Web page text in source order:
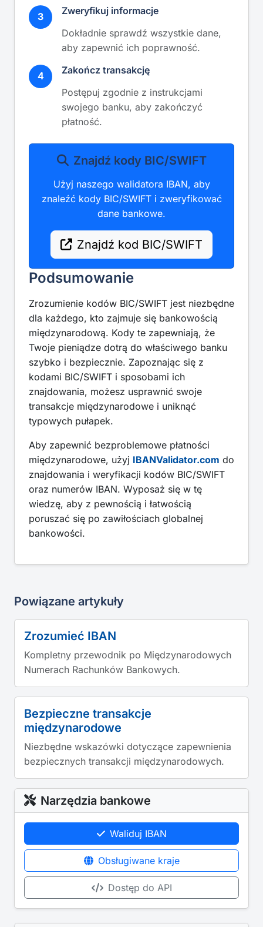
3
Zweryfikuj informacje
Dokładnie sprawdź wszystkie dane,
aby zapewnić ich poprawność.
4
Zakończ transakcję
Postępuj zgodnie z instrukcjami
swojego banku, aby zakończyć
płatność.
Znajdź kody BIC/SWIFT
Użyj naszego walidatora IBAN, aby
znaleźć kody BIC/SWIFT i zweryfikować
dane bankowe.
Znajdź kod BIC/SWIFT
Podsumowanie
Zrozumienie kodów BIC/SWIFT jest niezbędne
dla każdego, kto zajmuje się bankowością
międzynarodową. Kody te zapewniają, że
Twoje pieniądze dotrą do właściwego banku
szybko i bezpiecznie. Zapoznając się z
kodami BIC/SWIFT i sposobami ich
znajdowania, możesz usprawnić swoje
transakcje międzynarodowe i uniknąć
typowych pułapek.
Aby zapewnić bezproblemowe płatności
międzynarodowe, użyj IBANValidator.com do
znajdowania i weryfikacji kodów BIC/SWIFT
oraz numerów IBAN. Wyposaż się w tę
wiedzę, aby z pewnością i łatwością
poruszać się po zawiłościach globalnej
bankowości.
Powiązane artykuły
Zrozumieć IBAN
Kompletny przewodnik po Międzynarodowych
Numerach Rachunków Bankowych.
Bezpieczne transakcje
międzynarodowe
Niezbędne wskazówki dotyczące zapewnienia
bezpiecznych transakcji międzynarodowych.
Narzędzia bankowe
Waliduj IBAN
Obsługiwane kraje
Dostęp do API